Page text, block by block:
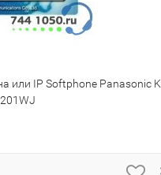
или IP Softphone Panasonic